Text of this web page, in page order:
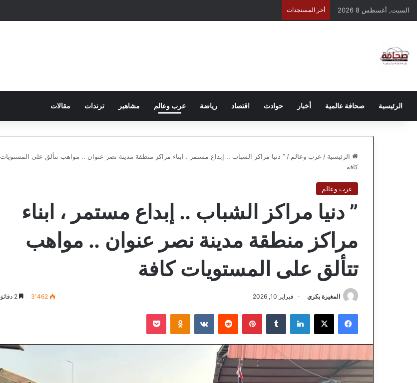
السبت, أغسطس 8 2026 أخر المستجدات
الرئيسية صحافة عالمية أخبار حوادث اقتصاد رياضة عرب وعالم مشاهير ترندات مقالات
الرئيسية / عرب وعالم / ” دنيا مراكز الشباب .. إبداع مستمر ، ابناء مراكز منطقة مدينة نصر عنوان .. مواهب تتألق على المستويات
كافة
عرب وعالم
” دنيا مراكز الشباب .. إبداع مستمر ، ابناء
مراكز منطقة مدينة نصر عنوان .. مواهب
تتألق على المستويات كافة
المغيرة بكري فبراير 10, 2026 3٬462
فيسبوك لينكدإن بينتيريست